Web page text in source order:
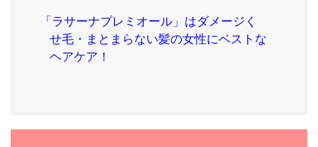
「ラサーナプレミオール」はダメージく
せ毛・まとまらない髪の女性にベストな
ヘアケア！